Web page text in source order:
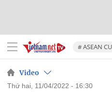
# ASEAN
Video
thứ hai, 11/04/2022 - 16:30